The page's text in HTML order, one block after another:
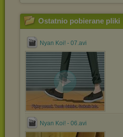
Ostatnio pobierane pliki
Nyan Koi! - 07.avi
Nyan Koi! - 06.avi